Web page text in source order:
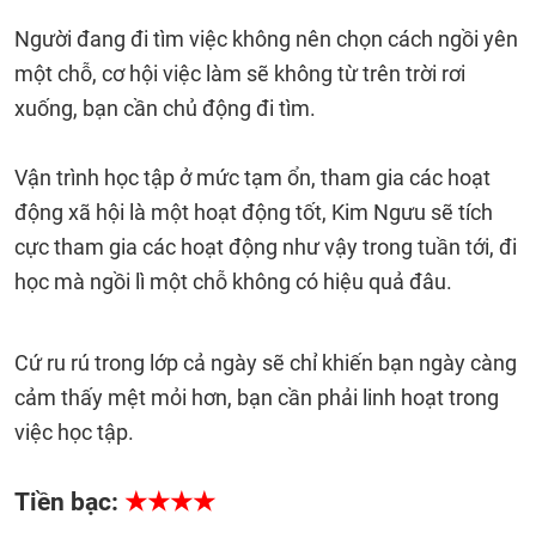
Người đang đi tìm việc không nên chọn cách ngồi yên
một chỗ, cơ hội việc làm sẽ không từ trên trời rơi
xuống, bạn cần chủ động đi tìm.
Vận trình học tập ở mức tạm ổn, tham gia các hoạt
động xã hội là một hoạt động tốt, Kim Ngưu sẽ tích
cực tham gia các hoạt động như vậy trong tuần tới, đi
học mà ngồi lì một chỗ không có hiệu quả đâu.
Cứ ru rú trong lớp cả ngày sẽ chỉ khiến bạn ngày càng
cảm thấy mệt mỏi hơn, bạn cần phải linh hoạt trong
việc học tập.
Tiền bạc: ★★★★